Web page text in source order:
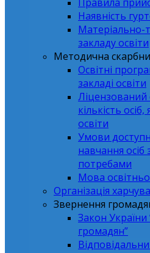
Наявність
Матеріально-
закладу освіти
Методична
Освітні
закладі освіти
Ліцензований
кількість
освіти
Умови
навчання осіб
потребами
Мова
Організація
Звернення
Закон
громадян”